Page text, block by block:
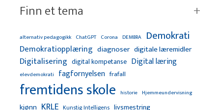
Finn et tema
alternativ pedagogikk ChatGPT Corona DEMBRA Demokrati
Demokratiopplæring diagnoser digitale læremidler
Digitalisering digital kompetanse Digital læring
elevdemokrati fagfornyelsen frafall
fremtidens skole historie Hjemmeundervisning
kjønn KRLE Kunstig Intelligens livsmestring